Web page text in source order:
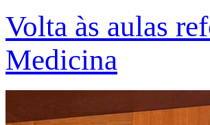
Volta às aulas
Medicina